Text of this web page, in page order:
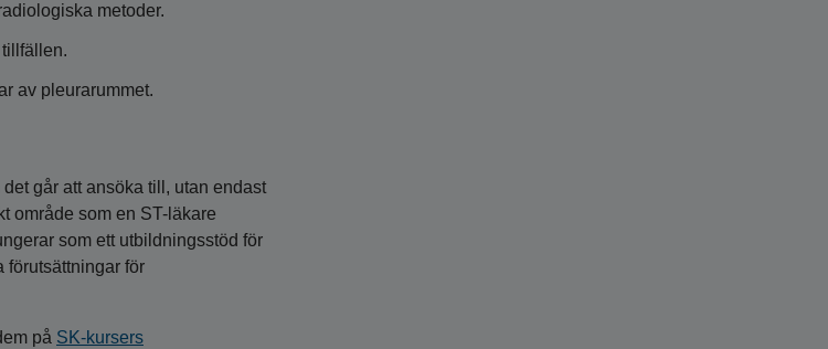
metoder.
av pleurarummet.
går att ansöka till, utan endast
område som en ST-läkare
som ett utbildningsstöd för
förutsättningar för
på SK-kursers